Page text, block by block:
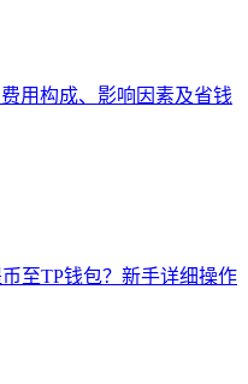
用构成、影响因素及省钱
至TP钱包？新手详细操作